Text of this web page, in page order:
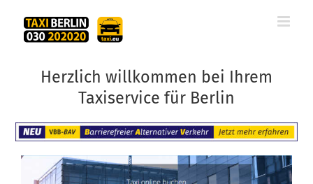
Inhalt
springen
Herzlich willkommen bei Ihrem
Taxiservice für Berlin